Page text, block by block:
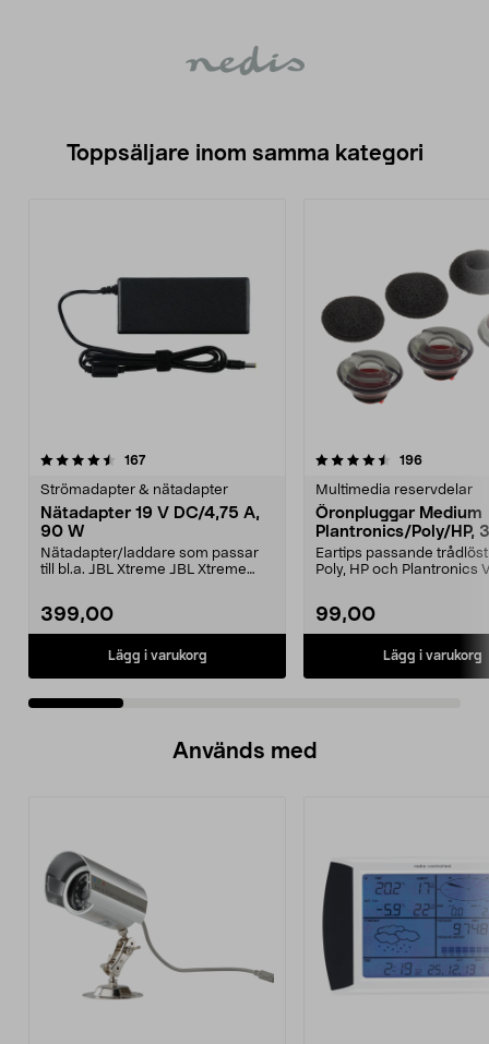
Toppsäljare inom samma kategori
167recensioner
Strömadapter & nätadapter
Nätadapter 19 V DC/4,75 A,
90 W
Nätadapter/laddare som passar
till bl.a. JBL Xtreme JBL Xtreme
399,00
Lägg i varukorg
4.5 av 5 stjärnor 196
Multimedia reservdelar
Öronpluggar Medium
Plantronics/Poly/HP,
Eartips passande
Poly, HP och Plantronics
99,00
Lägg i varukorg
4.0 av 5 stjärnor
Används med